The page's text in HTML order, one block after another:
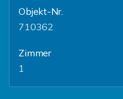
Objekt-Nr.
710362
Zimmer
1